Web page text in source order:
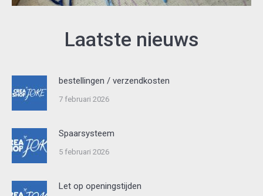
Laatste nieuws
bestellingen / verzendkosten
7 februari 2026
Spaarsysteem
5 februari 2026
Let op openingstijden